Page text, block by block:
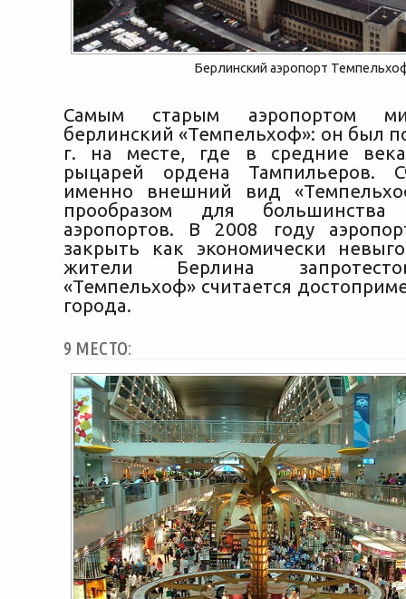
Берлинский аэропорт
Самым старым аэропортом
берлинский «Темпельхоф»: он был
г. на месте, где в средние
рыцарей ордена Тампильеров.
именно внешний вид
прообразом для большинства
аэропортов. В 2008 году
закрыть как экономически
жители Берлина
«Темпельхоф» считается
города.
9 МЕСТО: